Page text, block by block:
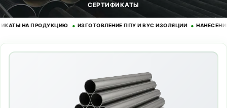
СЕРТИФИКАТЫ
НА ПРОДУКЦИЮ • ИЗГОТОВЛЕНИЕ ППУ И ВУС ИЗОЛЯЦИИ • НАНЕСЕНИЕ